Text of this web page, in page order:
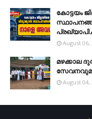
കോട്ടയം
August 06,
മഴക്കാല
August 04,